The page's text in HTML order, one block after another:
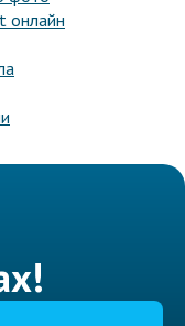
онлайн